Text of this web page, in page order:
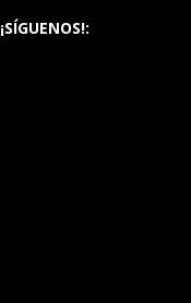
¡SÍGUENOS!: